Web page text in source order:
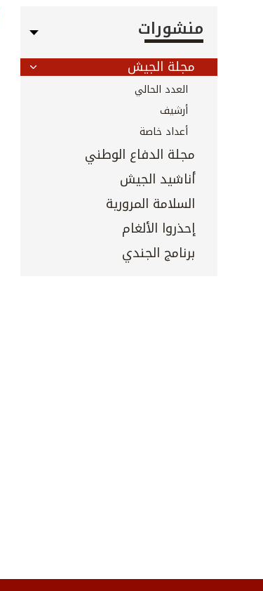
منشورات
مجلة الجيش
العدد الحالي
أرشيف
أعداد خاصة
مجلة الدفاع الوطني
أناشيد الجيش
السلامة المرورية
إحذروا الألغام
برنامج الجندي